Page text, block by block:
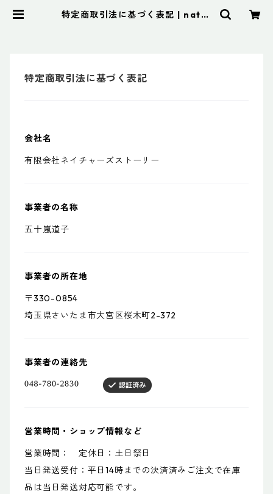
特定商取引法に基づく表記 | natur
特定商取引法に基づく表記
会社名
有限会社ネイチャーズストーリー
事業者の名称
五十嵐道子
事業者の所在地
〒330-0854
埼玉県さいたま市大宮区桜木町2-372
事業者の連絡先
営業時間・ショップ情報など
営業時間： 定休日：土日祭日
当日発送受付：平日14時までの決済済みご注文で在庫
品は当日発送対応可能です。